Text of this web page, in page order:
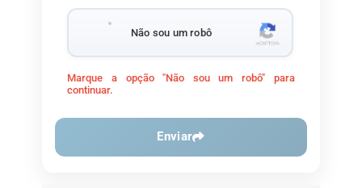
Não sou um robô
Marque a opção "Não sou um robô" para
continuar.
Enviar